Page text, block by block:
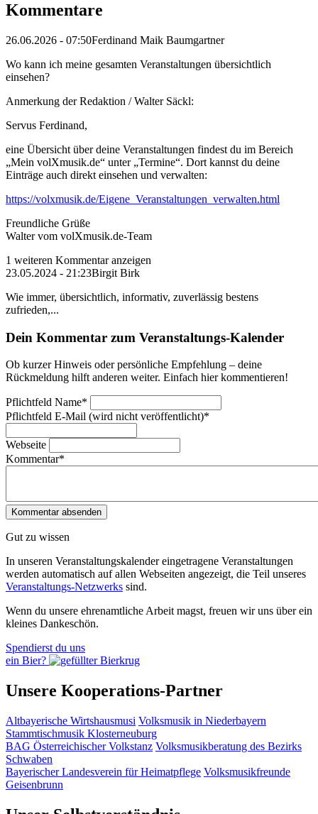
Kommentare
26.06.2026 - 07:50Ferdinand Maik Baumgartner
Wo kann ich meine gesamten Veranstaltungen übersichtlich
einsehen?
Anmerkung der Redaktion /Walter Säckl:
Servus Ferdinand,
eine Übersicht über deine Veranstaltungen findest du im Bereich
„Mein volXmusik.de“ unter „Termine“. Dort kannst du deine
Einträge auch direkt einsehen und verwalten:
https://volxmusik.de/Eigene_Veranstaltungen_verwalten.html
Freundliche Grüße
Walter vom volXmusik.de-Team
1 weiteren Kommentar anzeigen
23.05.2024 - 21:23Birgit Birk
Wie immer, übersichtlich, informativ, zuverlässig bestens
zufrieden,...
Dein Kommentar zum Veranstaltungs-Kalender
Ob kurzer Hinweis oder persönliche Empfehlung – deine
Rückmeldung hilft anderen weiter. Einfach hier kommentieren!
Pflichtfeld Name*
Pflichtfeld E-Mail (wird nicht veröffentlicht)*
Webseite
Kommentar*
Gut zu wissen
In unseren Veranstaltungskalender eingetragene Veranstaltungen
werden automatisch auf allen Webseiten angezeigt, die Teil unseres
Veranstaltungs-Netzwerks sind.
Wenn du unsere ehrenamtliche Arbeit magst, freuen wir uns über ein
kleines Dankeschön.
Spendierst du uns
ein Bier?
Unsere Kooperations-Partner
Altbayerische Wirtshausmusi Volksmusik in Niederbayern
Stammtischmusik Klosterneuburg
BAG Österreichischer Volkstanz Volksmusikberatung des Bezirks
Schwaben
Bayerischer Landesverein für Heimatpflege Volksmusikfreunde
Geisenbrunn